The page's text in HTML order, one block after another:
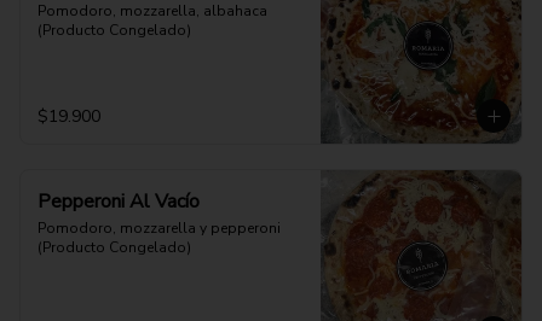
Pomodoro, mozzarella, albahaca
(Producto Congelado)
$19.900
Pepperoni Al Vacío
Pomodoro, mozzarella y pepperoni
(Producto Congelado)